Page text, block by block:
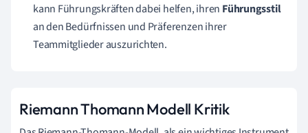
kann Führungskräften dabei helfen, ihren Führungsstil
an den Bedürfnissen und Präferenzen ihrer
Teammitglieder auszurichten.
Riemann Thomann Modell Kritik